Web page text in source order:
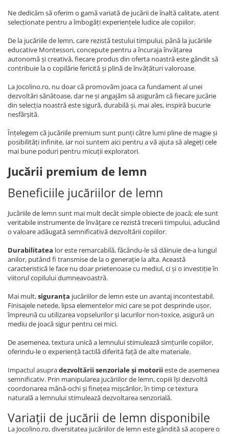
Ne dedicăm să oferim o gamă variată de jucării de înaltă calitate, atent
selecționate pentru a îmbogăți experiențele ludice ale copiilor.
De la jucăriile de lemn, care rezistă testului timpului, până la jucăriile
educative Montessori, concepute pentru a încuraja învățarea
autonomă și creativă, fiecare produs din oferta noastră este gândit să
contribuie la o copilărie fericită și plină de învățături valoroase.
La Jocolino.ro, nu doar că promovăm joaca ca fundament al unei
dezvoltări sănătoase, dar ne și angajăm să asigurăm că fiecare jucărie
din selecția noastră este sigură, durabilă și, mai ales, inspiră bucurie
nesfârșită.
Înțelegem că jucăriile premium sunt punți către lumi pline de magie și
posibilități infinite, iar noi suntem aici pentru a vă ajuta să alegeți cele
mai bune poduri pentru micuții exploratori.
Jucării premium de lemn
Beneficiile jucăriilor de lemn
Jucăriile de lemn sunt mai mult decât simple obiecte de joacă; ele sunt
veritabile instrumente de învățare ce rezistă trecerii timpului, aducând
o valoare adăugată semnificativă dezvoltării copiilor.
Durabilitatea lor este remarcabilă, făcându-le să dăinuie de-a lungul
anilor, putând fi transmise de la o generație la alta. Această
caracteristică le face nu doar prietenoase cu mediul, ci și o investiție în
viitorul copilului dumneavoastră.
Mai mult,siguranța jucăriilor de lemn este un avantaj incontestabil.
Finisajele netede, lipsa elementelor mici care se pot desprinde ușor,
împreună cu utilizarea vopselurilor și lacurilor non-toxice, asigură un
mediu de joacă sigur pentru cei mici.
De asemenea, textura unică a lemnului stimulează simțurile copiilor,
oferindu-le o experiență tactilă diferită față de alte materiale.
Impactul asupradezvoltării senzoriale și motorii este de asemenea
semnificativ. Prin manipularea jucăriilor de lemn, copiii își dezvoltă
coordonarea mână-ochi și finețea mișcărilor, în timp ce textura
naturală a lemnului stimulează dezvoltarea senzorială.
Variații de jucării de lemn disponibile
La Jocolino.ro, diversitatea jucăriilor de lemn este gândită să acopere o